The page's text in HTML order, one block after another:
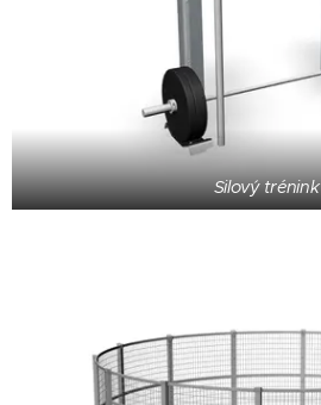
Silový trénink